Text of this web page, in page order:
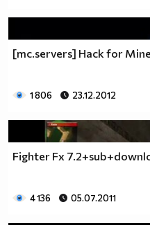
[mc.servers] Hack for
1 806 23.12.2012
Fighter Fx
4 136 05.07.2011